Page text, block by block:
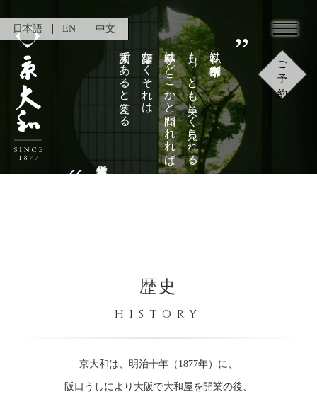
ご
予
約
日本語 EN 中文
私は京都市街が
もっとも美しく見られる
料亭はどこかと問われれば
躊躇なくそれは
京大和であると答える
歴史
HISTORY
京大和は、明治十年（1877年）に、
阪口うしにより大阪で大和屋を開業の後、